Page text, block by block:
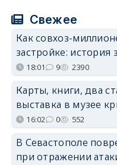
Свежее
Как совхоз-
застройке: история
18:01 9 2390
Карты, книги, два
выставка в музее
16:02 0 552
В Севастополе
при отражении